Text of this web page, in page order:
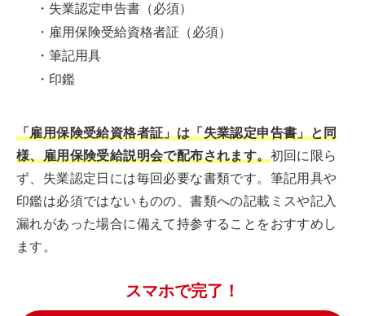
・失業認定申告書（必須）
・雇用保険受給資格者証（必須）
・筆記用具
・印鑑
「雇用保険受給資格者証」は「失業認定申告書」と同
様、雇用保険受給説明会で配布されます。初回に限ら
ず、失業認定日には毎回必要な書類です。筆記用具や
印鑑は必須ではないものの、書類への記載ミスや記入
漏れがあった場合に備えて持参することをおすすめし
ます。
スマホで完了！